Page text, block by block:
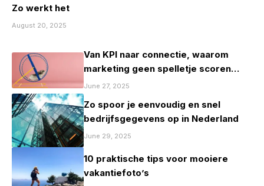
Zo werkt het
August 20, 2025
Van KPI naar connectie, waarom
marketing geen spelletje scoren
mag zijn
June 27, 2025
Zo spoor je eenvoudig en snel
bedrijfsgegevens op in Nederland
June 29, 2025
10 praktische tips voor mooiere
vakantiefoto’s